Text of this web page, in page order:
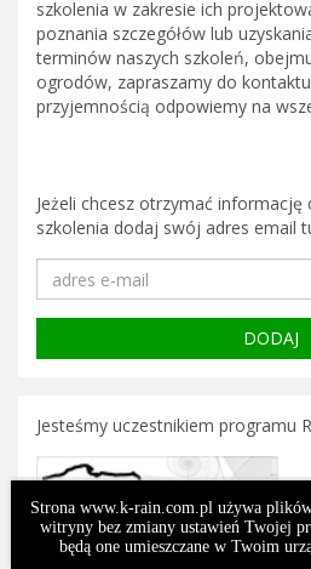
szkolenia w zakresie ich
poznania szczegółów lub
terminów naszych szkoleń,
ogrodów, zapraszamy do
przyjemnością odpowiemy na
Jeżeli chcesz otrzymać
szkolenia dodaj swój adres email
Jesteśmy uczestnikiem programu
Strona www.k-rain.com.pl używa
witryny bez zmiany ustawień Twojej
będą one umieszczane w Twoim